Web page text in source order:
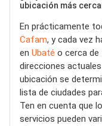
ubicación más
En prácticamente
Cafam, y cada vez
en Ubaté o cerca de
direcciones
ubicación se
lista de ciudades
Ten en cuenta que
servicios pueden